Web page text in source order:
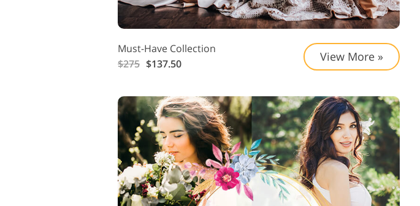
Must-Have Collection
$275 $137.50
View More »